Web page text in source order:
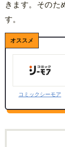
きます。そのた
す。
コミックシーモア